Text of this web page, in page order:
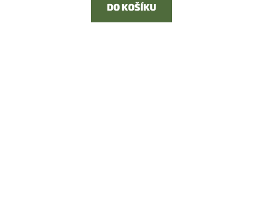
DO KOŠÍKU